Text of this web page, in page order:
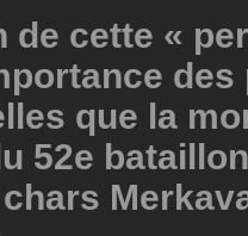
de cette «
des
que la
52e